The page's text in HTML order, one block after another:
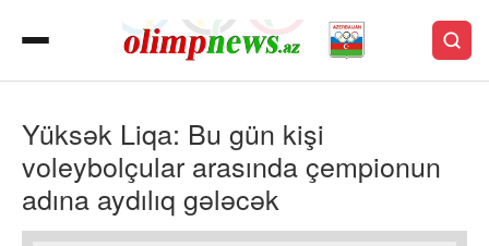
Yüksək Liqa: Bu gün kişi
voleybolçular arasında çempionun
adına aydılıq gələcək